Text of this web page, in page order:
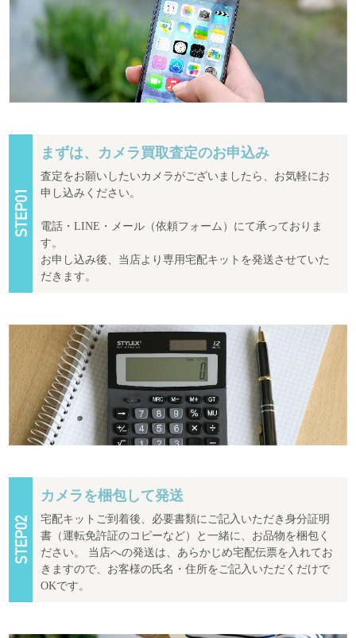
まずは、カメラ買取査定のお申込み
査定をお願いしたいカメラがございましたら、お気軽にお
申し込みください。
電話・LINE・メール（依頼フォーム）にて承っておりま
す。
お申し込み後、当店より専用宅配キットを発送させていた
だきます。
カメラを梱包して発送
宅配キットご到着後、必要書類にご記入いただき身分証明
書（運転免許証のコピーなど）と一緒に、お品物を梱包く
ださい。 当店への発送は、あらかじめ宅配伝票を入れてお
きますので、お客様の氏名・住所をご記入いただくだけで
OKです。